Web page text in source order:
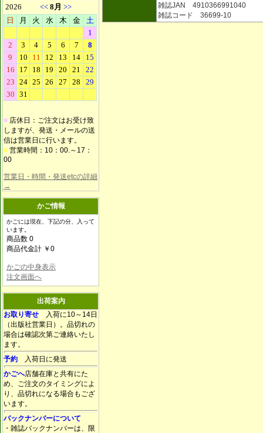
■ 店休日：ご注文はお受け致
しますが、発送・メールの送
信は営業日に行います。
■ 営業時間：10：00.～17：
00
営業日・時間・発送etcの詳細
→
かご情報
かごには現在、下記の分、入って
います。
商品数 0
商品代金計 ￥0
かごの中身表示
注文画面へ
出荷案内
お取り寄せ 入荷に10～14日
（出版社営業日）。品切れの
場合は確認次第ご連絡いたし
ます。
予約 入荷日に発送
かごへ店舗在庫と共有にた
め、ご注文のタイミングによ
り、品切れになる場合もござ
います。
バックナンバーについて
・雑誌バックナンバーは、限
雑誌JAN 4910366991040
雑誌コード 36699-10